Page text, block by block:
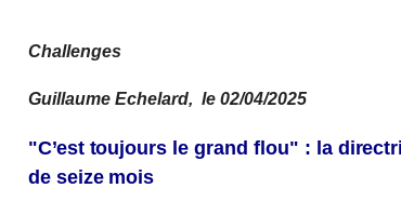
Challenges
Guillaume Echelard, le 02/04/2025
"C’est toujoursle grand flou" : la directri
de seizemois